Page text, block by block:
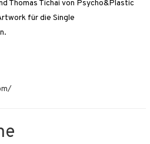
Thomas Tichai von Psycho&Plastic
für die Single